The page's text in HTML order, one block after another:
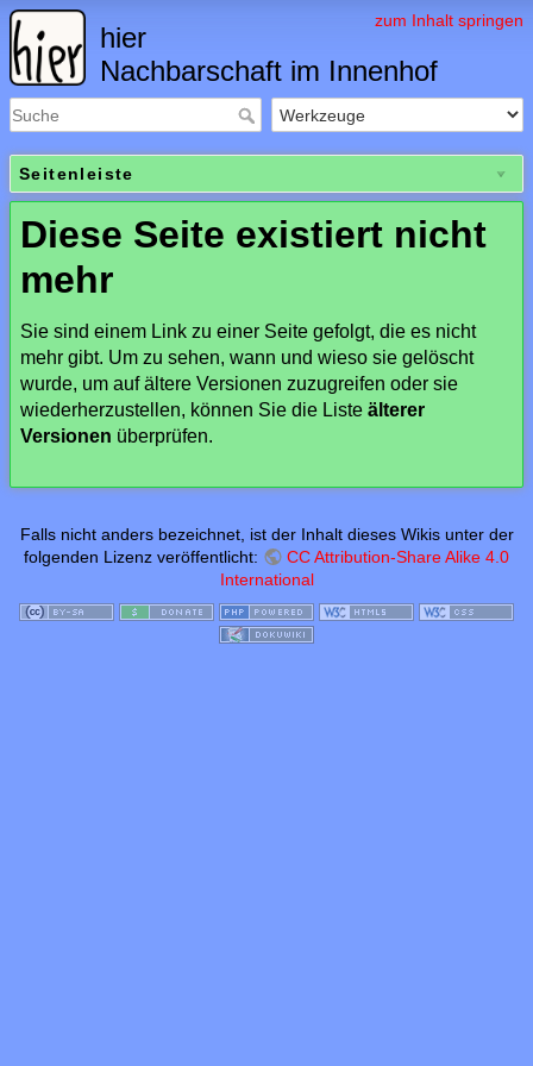
zum Inhalt springen
hier
Nachbarschaft im Innenhof
Seitenleiste
Diese Seite existiert nicht
mehr
Sie sind einem Link zu einer Seite gefolgt, die es nicht
mehr gibt. Um zu sehen, wann und wieso sie gelöscht
wurde, um auf ältere Versionen zuzugreifen oder sie
wiederherzustellen, können Sie die Liste älterer
Versionen überprüfen.
Falls nicht anders bezeichnet, ist der Inhalt dieses Wikis unter der
folgenden Lizenz veröffentlicht:
CC Attribution-Share Alike 4.0
International